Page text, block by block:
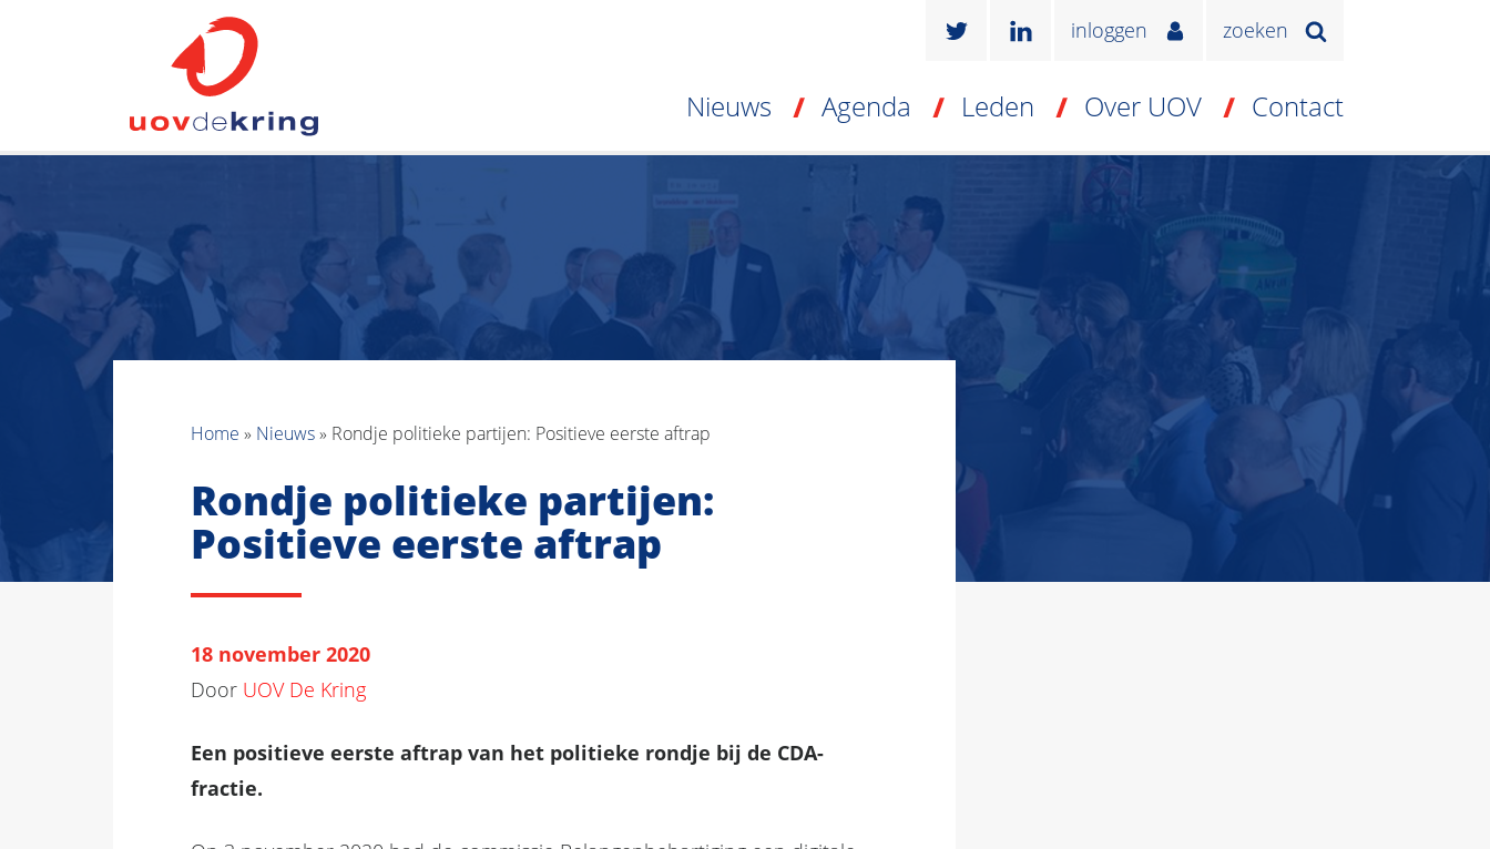
inloggen zoeken
Nieuws Agenda Leden Over UOV Contact
Home » Nieuws» Rondje politieke partijen: Positieve eerste aftrap
Rondje politieke partijen:
Positieve eerste aftrap
18 november 2020
Door UOV De Kring
Een positieve eerste aftrap van het politieke rondje bij de CDA-
fractie.